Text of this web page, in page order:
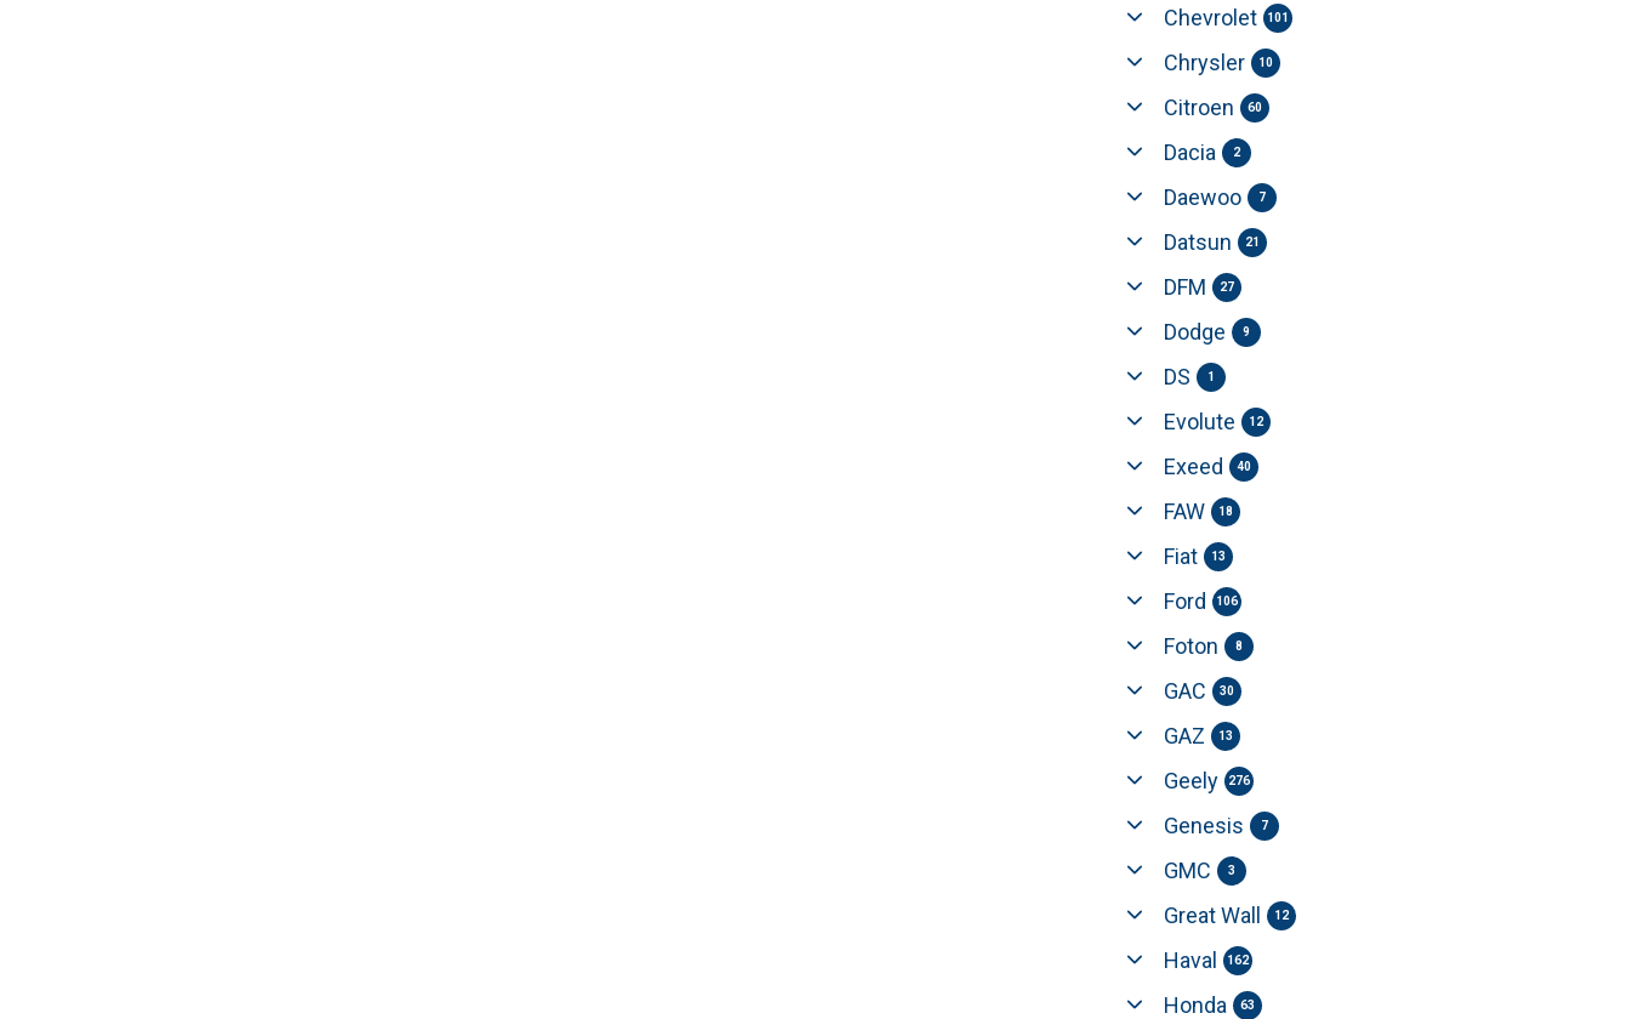
Chevrolet 101
Chrysler 10
Citroen 60
Dacia 2
Daewoo 7
Datsun 21
DFM 27
Dodge 9
DS 1
Evolute 12
Exeed 40
FAW 18
Fiat 13
Ford 106
Foton 8
GAC 30
GAZ 13
Geely 276
Genesis 7
GMC 3
Great Wall 12
Haval 162
Honda 63